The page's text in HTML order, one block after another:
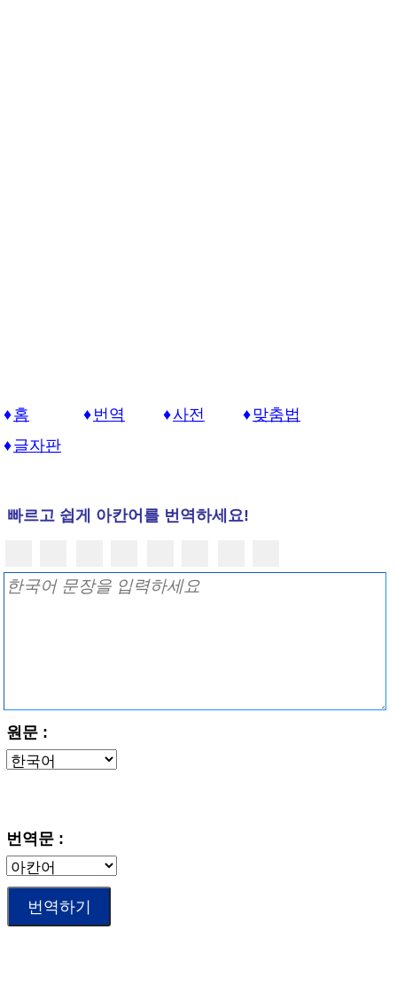
홈 번역 사전
맞춤법
글자판
빠르고 쉽게 아칸어를 번역하세요!
원문 :
번역문 :